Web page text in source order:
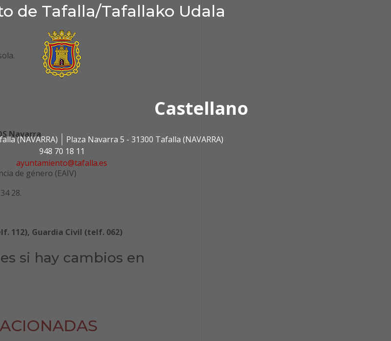
de Tafalla/Tafallako Udala
Castellano
(NAVARRA)
Plaza Navarra 5 - 31300 Tafalla (NAVARRA)
948 70 18 11
ayuntamiento@tafalla.es
Navarra.
de género (EAIV)
28.
112), Guardia Civil (telf. 062)
si hay cambios en